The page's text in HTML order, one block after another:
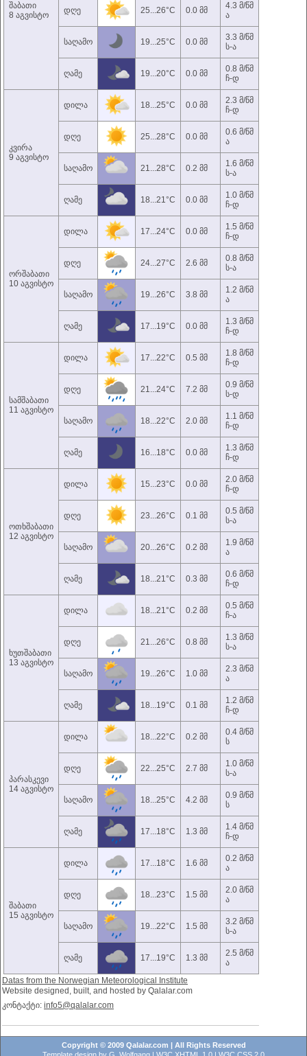
შაბათი
8 აგვისტო
დღე 25...26°C 0.0 მმ
4.3 მ/წმ
ა
საღამო 19...25°C 0.0 მმ
3.3 მ/წმ
ს-ა
ღამე 19...20°C 0.0 მმ
0.8 მ/წმ
ჩ-დ
კვირა
9 აგვისტო
დილა 18...25°C 0.0 მმ
2.3 მ/წმ
ჩ-დ
დღე 25...28°C 0.0 მმ
0.6 მ/წმ
ა
საღამო 21...28°C 0.2 მმ
1.6 მ/წმ
ს-ა
ღამე 18...21°C 0.0 მმ
1.0 მ/წმ
ჩ-დ
ორშაბათი
10 აგვისტო
დილა 17...24°C 0.0 მმ
1.5 მ/წმ
ჩ-დ
დღე 24...27°C 2.6 მმ
0.8 მ/წმ
ს-ა
საღამო 19...26°C 3.8 მმ
1.2 მ/წმ
ა
ღამე 17...19°C 0.0 მმ
1.3 მ/წმ
ჩ-დ
სამშაბათი
11 აგვისტო
დილა 17...22°C 0.5 მმ
1.8 მ/წმ
ჩ-დ
დღე 21...24°C 7.2 მმ
0.9 მ/წმ
ს-დ
საღამო 18...22°C 2.0 მმ
1.1 მ/წმ
ჩ-დ
ღამე 16...18°C 0.0 მმ
1.3 მ/წმ
ჩ-დ
ოთხშაბათი
12 აგვისტო
დილა 15...23°C 0.0 მმ
2.0 მ/წმ
ჩ-დ
დღე 23...26°C 0.1 მმ
0.5 მ/წმ
ს-ა
საღამო 20...26°C 0.2 მმ
1.9 მ/წმ
ა
ღამე 18...21°C 0.3 მმ
0.6 მ/წმ
ჩ-დ
ხუთშაბათი
13 აგვისტო
დილა 18...21°C 0.2 მმ
0.5 მ/წმ
ჩ-ა
დღე 21...26°C 0.8 მმ
1.3 მ/წმ
ს-ა
საღამო 19...26°C 1.0 მმ
2.3 მ/წმ
ა
ღამე 18...19°C 0.1 მმ
1.2 მ/წმ
ჩ-დ
პარასკევი
14 აგვისტო
დილა 18...22°C 0.2 მმ
0.4 მ/წმ
ს
დღე 22...25°C 2.7 მმ
1.0 მ/წმ
ს-ა
საღამო 18...25°C 4.2 მმ
0.9 მ/წმ
ს
ღამე 17...18°C 1.3 მმ
1.4 მ/წმ
ჩ-დ
შაბათი
15 აგვისტო
დილა 17...18°C 1.6 მმ
0.2 მ/წმ
ა
დღე 18...23°C 1.5 მმ
2.0 მ/წმ
ა
საღამო 19...22°C 1.5 მმ
3.2 მ/წმ
ს-ა
ღამე 17...19°C 1.3 მმ
2.5 მ/წმ
ა
Datas from the Norwegian Meteorological Institute
Website designed, built, and hosted by Qalalar.com
კონტაქტი: info5@qalalar.com
Copyright © 2009 Qalalar.com | All Rights Reserved